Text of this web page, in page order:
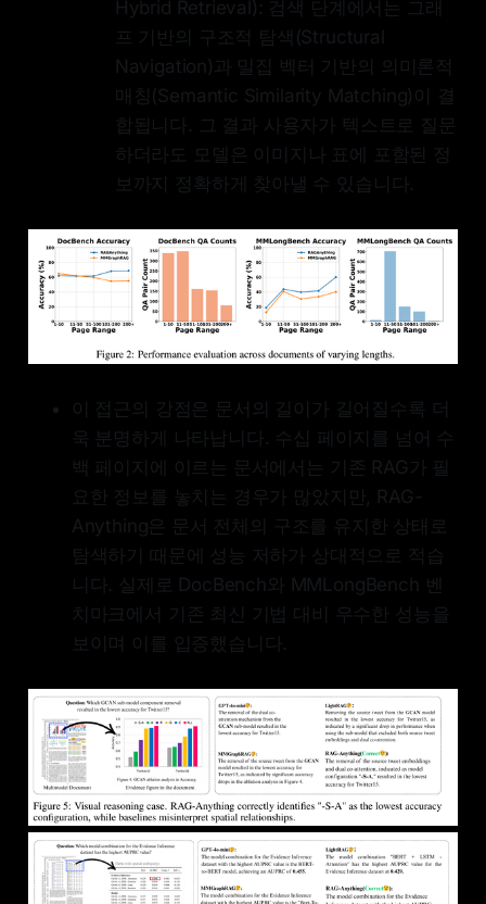
Hybrid Retrieval): 검색 단계에서는 그래
프 기반의 구조적 탐색(Structural
Navigation)과 밀집 벡터 기반의 의미론적
매칭(Semantic Similarity Matching)이 결
합됩니다. 그 결과 사용자가 텍스트로 질문
하더라도 모델은 이미지나 표에 포함된 정
보까지 정확하게 찾아낼 수 있습니다.
이 접근의 강점은 문서의 길이가 길어질수록 더
욱 분명하게 나타납니다. 수십 페이지를 넘어 수
백 페이지에 이르는 문서에서는 기존 RAG가 필
요한 정보를 놓치는 경우가 많았지만, RAG-
Anything은 문서 전체의 구조를 유지한 상태로
탐색하기 때문에 성능 저하가 상대적으로 적습
니다. 실제로 DocBench와 MMLongBench 벤
치마크에서 기존 최신 기법 대비 우수한 성능을
보이며 이를 입증했습니다.